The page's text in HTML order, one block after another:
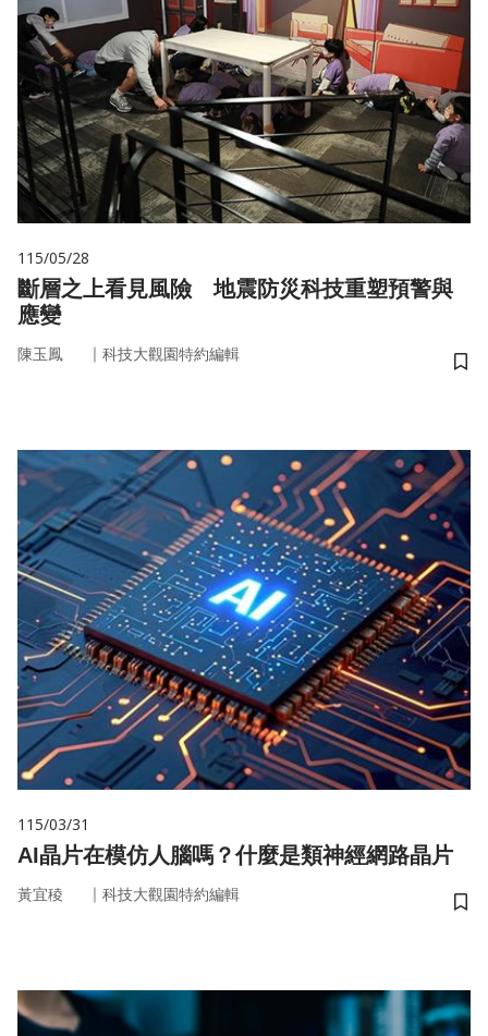
115/05/28
斷層之上看見風險 地震防災科技重塑預警與
應變
陳玉鳳 ｜ 科技大觀園特約編輯
儲
115/03/31
AI晶片在模仿人腦嗎？什麼是類神經網路晶片
黃宜稜 ｜ 科技大觀園特約編輯
儲